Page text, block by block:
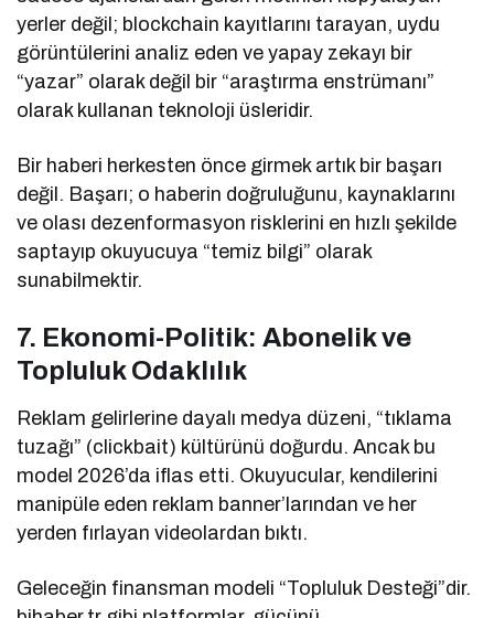
yerler değil; blockchain kayıtlarını tarayan, uydu
görüntülerini analiz eden ve yapay zekayı bir
“yazar” olarak değil bir “araştırma enstrümanı”
olarak kullanan teknoloji üsleridir.
Bir haberi herkesten önce girmek artık bir başarı
değil. Başarı; o haberin doğruluğunu, kaynaklarını
ve olası dezenformasyon risklerini en hızlı şekilde
saptayıp okuyucuya “temiz bilgi” olarak
sunabilmektir.
7. Ekonomi-Politik: Abonelik ve
Topluluk Odaklılık
Reklam gelirlerine dayalı medya düzeni, “tıklama
tuzağı” (clickbait) kültürünü doğurdu. Ancak bu
model 2026’da iflas etti. Okuyucular, kendilerini
manipüle eden reklam banner’larından ve her
yerden fırlayan videolardan bıktı.
Geleceğin finansman modeli “Topluluk Desteği”dir.